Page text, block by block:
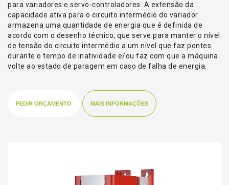
para variadores e servo-controladores. A extensão da
capacidade ativa para o circuito intermédio do variador
armazena uma quantidade de energia que é definida de
acordo com o desenho técnico, que serve para manter o nível
de tensão do circuito intermédio a um nível que faz pontes
durante o tempo de inatividade e/ou faz com que a máquina
volte ao estado de paragem em caso de falha de energia.
PEDIR ORÇAMENTO MAIS INFORMAÇÕES